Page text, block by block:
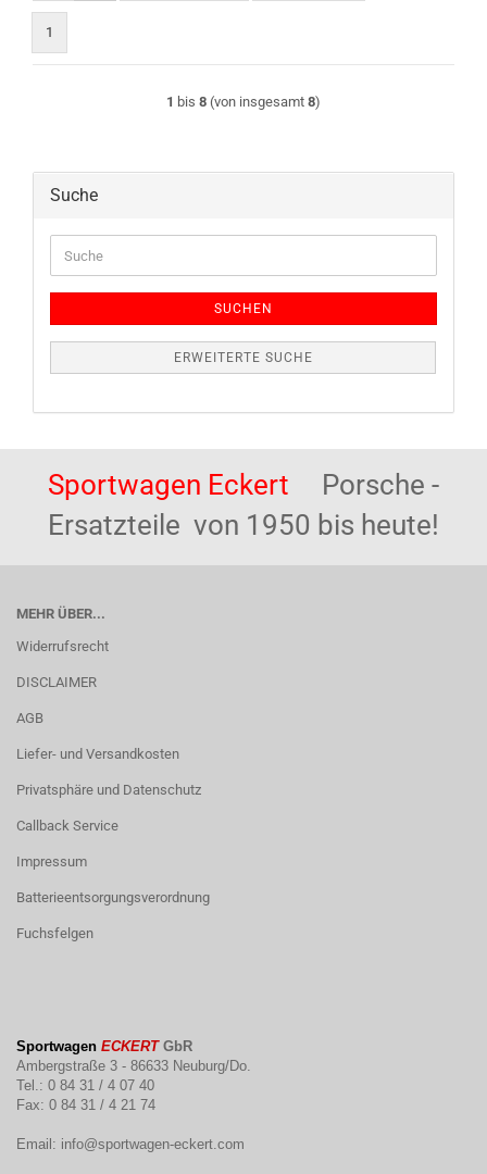
1
1 bis 8 (von insgesamt 8)
Suche
SUCHEN
ERWEITERTE SUCHE
Sportwagen Eckert Porsche -
Ersatzteile von 1950 bis heute!
MEHR ÜBER...
Widerrufsrecht
DISCLAIMER
AGB
Liefer- und Versandkosten
Privatsphäre und Datenschutz
Callback Service
Impressum
Batterieentsorgungsverordnung
Fuchsfelgen
Sportwagen ECKERTGbR
Ambergstraße 3 - 86633 Neuburg/Do.
Tel.: 0 84 31 / 4 07 40
Fax: 0 84 31 / 4 21 74
Email: info@sportwagen-eckert.com